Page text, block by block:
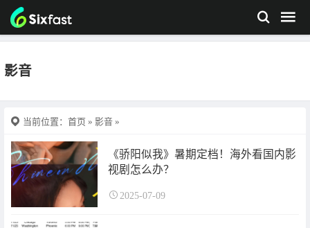
影音
当前位置： 首页 » 影音 »
《骄阳似我》暑期定档！海外看国内影
视剧怎么办？
2025-07-09